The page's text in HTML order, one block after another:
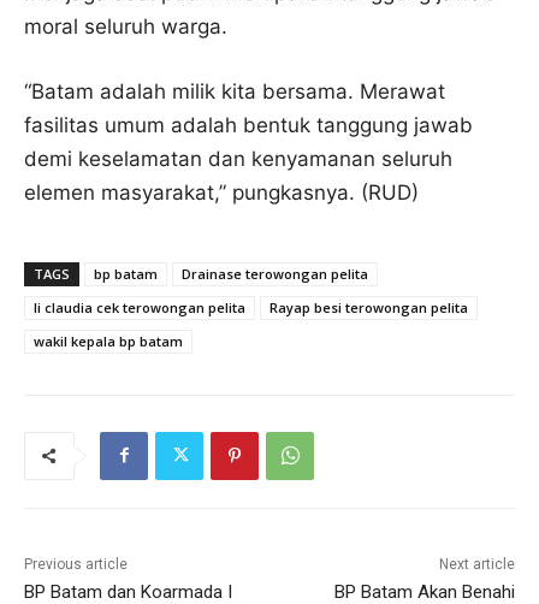
moral seluruh warga.
“Batam adalah milik kita bersama. Merawat
fasilitas umum adalah bentuk tanggung jawab
demi keselamatan dan kenyamanan seluruh
elemen masyarakat,” pungkasnya. (RUD)
TAGS bp batam
Drainase terowongan pelita
li claudia cek terowongan pelita
Rayap besi terowongan pelita
wakil kepala bp batam
Previous article
BP Batam dan Koarmada I
Next article
BP Batam Akan Benahi